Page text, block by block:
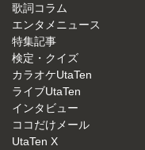
歌詞コラム
エンタメニュース
特集記事
検定・クイズ
カラオケUtaTen
ライブUtaTen
インタビュー
ココだけメール
UtaTen X